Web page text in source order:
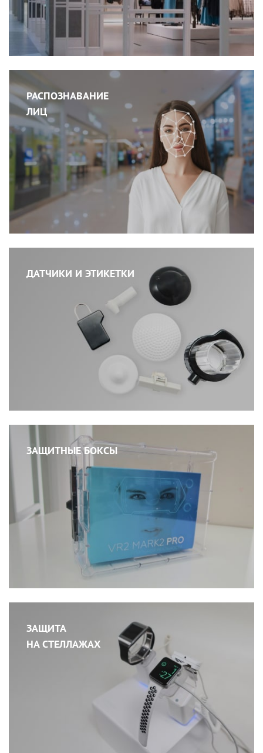
РАСПОЗНАВАНИЕ
ЛИЦ
ДАТЧИКИ И ЭТИКЕТКИ
ЗАЩИТНЫЕ БОКСЫ
ЗАЩИТА
НА СТЕЛЛАЖАХ